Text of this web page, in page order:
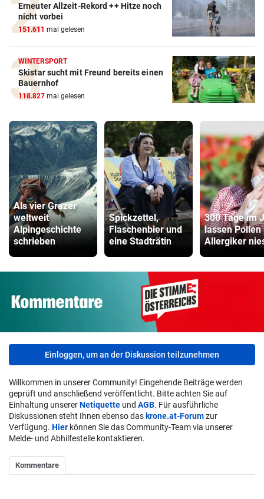
Erneuter Allzeit-Rekord ++ Hitze noch
nicht vorbei
151.611 mal gelesen
WINTERSPORT
Skistar sucht mit Freund bereits einen
Bauernhof
118.827 mal gelesen
Als vier Grazer
weltweit
Alpingeschichte
schrieben
Spickzettel,
Flaschenbier und
eine Stadträtin
300 Tage im
lassen Pollen
Allergiker
Einloggen, um an der Diskussion teilzunehmen
Willkommen in unserer Community! Eingehende Beiträge werden
geprüft und anschließend veröffentlicht. Bitte achten Sie auf
Einhaltung unsererNetiquette und AGB. Für ausführliche
Diskussionen steht Ihnen ebenso das krone.at-Forumzur
Verfügung. Hier können Sie das Community-Team via unserer
Melde- und Abhilfestelle kontaktieren.